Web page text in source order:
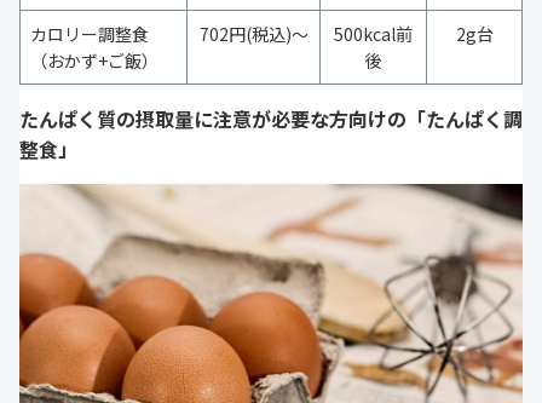
カロリー調整食
（おかず+ご飯）
702円(税込)～
500kcal前
後
2g台
たんぱく質の摂取量に注意が必要な方向けの「たんぱく調
整食」